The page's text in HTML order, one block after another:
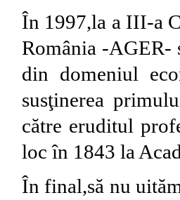
În 1997,la a III-a
România -AGER-
din domeniul
susţinerea
către eruditul
loc în 1843 la
În final,să nu